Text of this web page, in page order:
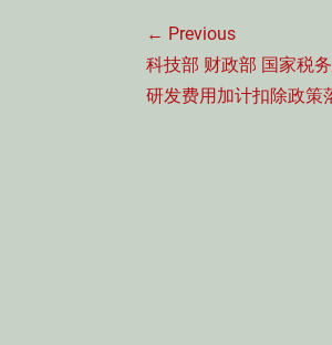
章
导
航
← Previous
Previous
post:
科技部 财政部 国家税
研发费用加计扣除政策